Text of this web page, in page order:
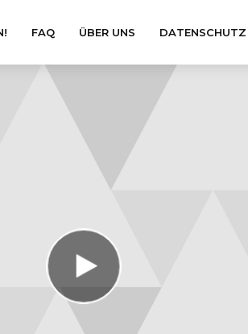
FAQ ÜBER UNS DATENSCHUTZ